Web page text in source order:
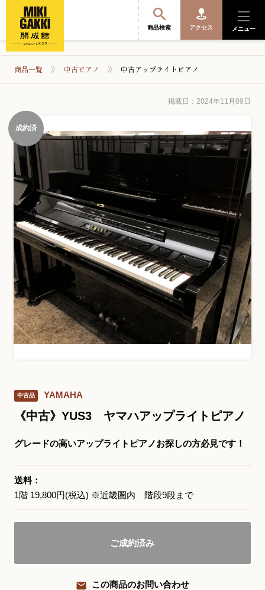
商品検索 アクセス メニュー
便利なサービス
開成館を知る
音楽教室・イベント情報
サポート・購入特典
お問い合わせ総合窓口
06-6252-0432
三木楽器 開成館
〒541-0057
大阪府大阪市中央区北久宝寺町3丁目3−4
三木楽器 開成館
商品一覧 中古ピアノ 中古アップライトピアノ
掲載日：2024年11月09日
成約済
中古品 YAMAHA
《中古》YUS3 ヤマハアップライトピアノ
グレードの高いアップライトピアノお探しの方必見です！
送料：
1階 19,800円(税込) ※近畿圏内 階段9段まで
ご成約済み
この商品のお問い合わせ